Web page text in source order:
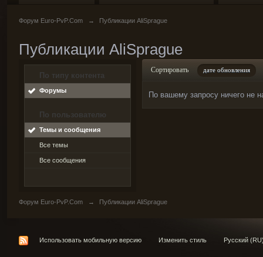
Форум Euro-PvP.Com → Публикации AliSprague
Публикации AliSprague
По типу контента
Форумы
По пользователю
Темы и сообщения
Все темы
Все сообщения
Сортировать дате обновления
По вашему запросу ничего не
Форум Euro-PvP.Com → Публикации AliSprague
Использовать мобильную версию Изменить стиль Русский